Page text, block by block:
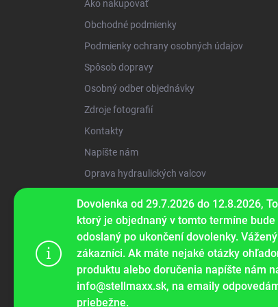
webu
Dovolenka od 29.7.2026 do 12.8.2026,
ktorý je objednaný v tomto termíne bude
odoslaný po ukončení dovolenky. Vážený
zákazníci. Ak máte nejaké otázky
produktu alebo doručenia napíšte nám
info@stellmaxx.sk, na emaily
priebežne.
Ako nakupovať
Obchodné podmienky
Podmienky ochrany osobných údajov
Spôsob dopravy
Osobný odber objednávky
Zdroje fotografií
Kontakty
Napíšte nám
Oprava hydraulických valcov